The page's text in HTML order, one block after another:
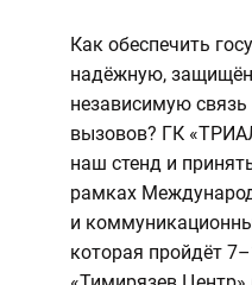
Как обеспечить
надёжную,
независимую
вызовов? ГК
наш стенд и
рамках
и
которая пройдёт